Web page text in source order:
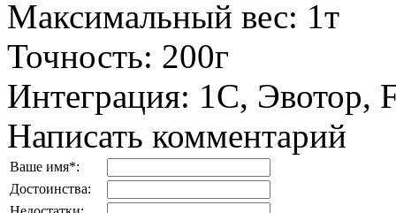
Максимальный вес: 1т
Точность: 200г
Интеграция: 1С,
Написать комментарий
Ваше имя*:
Достоинства: